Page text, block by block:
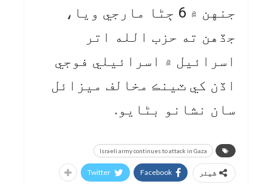
جنهن ۾ 6 ڄڻا مارجي ويا،
جڏهن ته حزب الله اتر
اسرائيل ۾ اسرائيلي فوجي
اڏن کي ٽينڪ مخالف ميزائل
سان نشانو بڻايو.
Israeli army continues to attack in Gaza
شیئر Facebook
Twitter